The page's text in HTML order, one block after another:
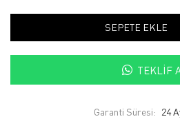
SEPETE EKLE
TEKLIF
Garanti Süresi: 24